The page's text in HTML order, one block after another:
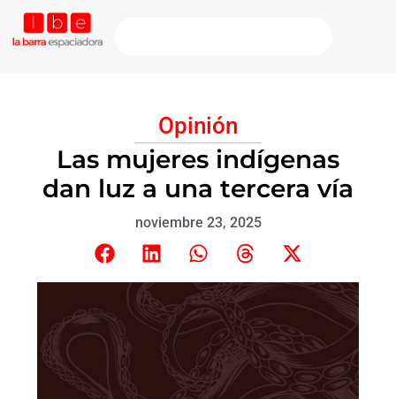
Opinión
Las mujeres indígenas
dan luz a una tercera vía
noviembre 23, 2025